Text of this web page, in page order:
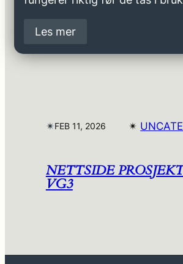
Les mer
✴︎FEB 11, 2026 ✴︎
NETTSIDE
VG3